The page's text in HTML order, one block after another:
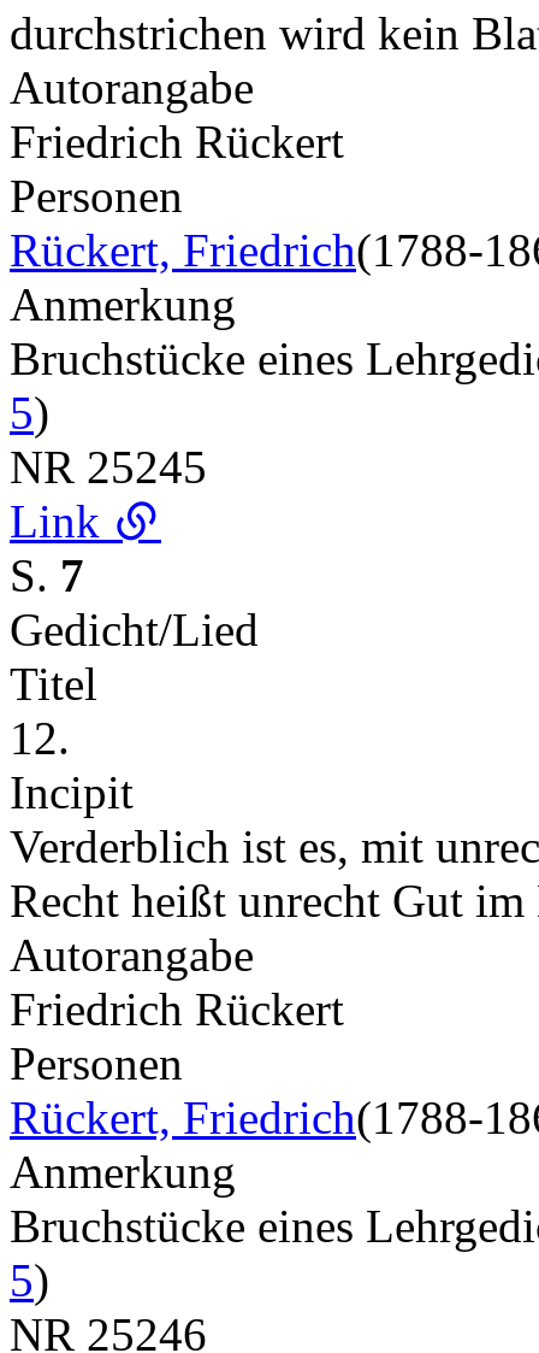
durchstrichen wird kein
Autorangabe
Friedrich Rückert
Personen
Rückert, Friedrich(1788-
Anmerkung
Bruchstücke eines
5)
NR 25245
Link
S. 7
Gedicht/Lied
Titel
12.
Incipit
Verderblich ist es, mit
Recht heißt unrecht Gut
Autorangabe
Friedrich Rückert
Personen
Rückert, Friedrich(1788-
Anmerkung
Bruchstücke eines
5)
NR 25246